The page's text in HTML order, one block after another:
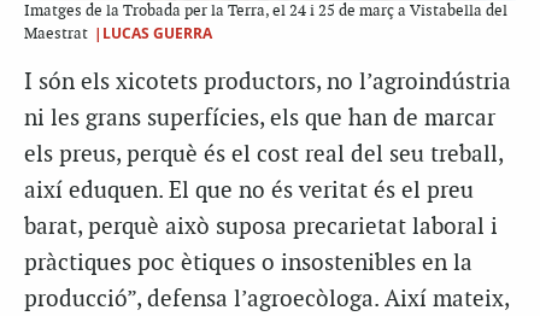
Imatges de la Trobada per la Terra, el 24 i 25 de març a Vistabella del
Maestrat |LUCAS GUERRA
I són els xicotets productors, no l’agroindústria
ni les grans superfícies, els que han de marcar
els preus, perquè és el cost real del seu treball,
així eduquen. El que no és veritat és el preu
barat, perquè això suposa precarietat laboral i
pràctiques poc ètiques o insostenibles en la
producció”, defensa l’agroecòloga. Així mateix,